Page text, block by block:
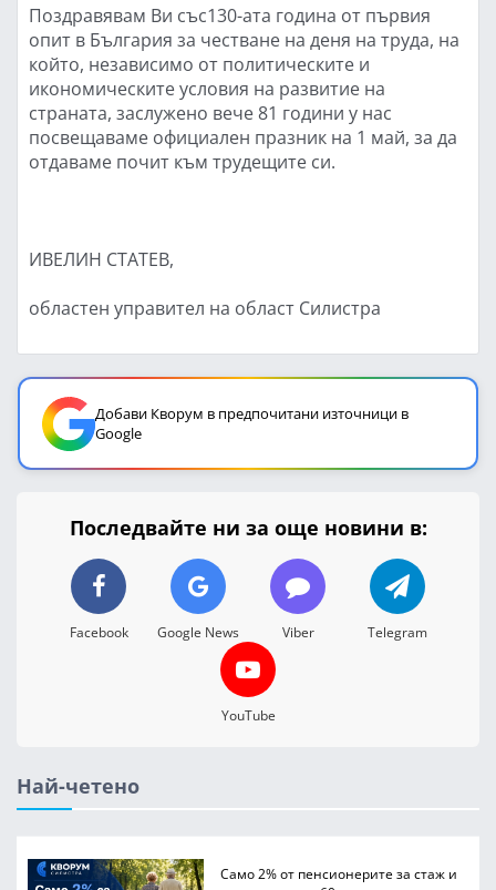
Поздравявам Ви със130-ата година от първия
опит в България за честване на деня на труда, на
който, независимо от политическите и
икономическите условия на развитие на
страната, заслужено вече 81 години у нас
посвещаваме официален празник на 1 май, за да
отдаваме почит към трудещите си.
ИВЕЛИН СТАТЕВ,
областен управител на област Силистра
Добави Кворум в предпочитани източници в
Google
Последвайте ни за още новини в:
Facebook Google News Viber Telegram
YouTube
Най-четено
Само 2% от пенсионерите за стаж и